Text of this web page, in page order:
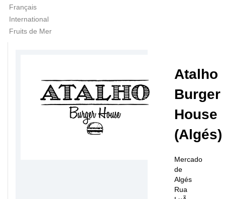
Français
International
Fruits de Mer
Atalho
Burger
House
(Algés)
Mercado
de
Algés
Rua